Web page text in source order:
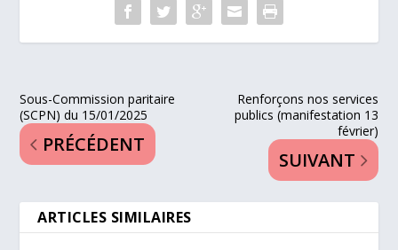
Sous-Commission paritaire
(SCPN) du 15/01/2025
PRÉCÉDENT
Renforçons nos services
publics (manifestation 13
février)
SUIVANT
ARTICLES SIMILAIRES